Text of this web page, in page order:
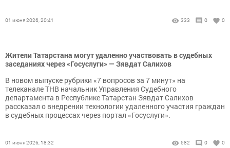
01 июня 2026, 20:41 333 0 0
Жители Татарстана могут удаленно участвовать в судебных
заседаниях через «Госуслуги» — Зявдат Салихов
В новом выпуске рубрики «7 вопросов за 7 минут» на
телеканале ТНВ начальник Управления Судебного
департамента в Республике Татарстан Зявдат Салихов
рассказал о внедрении технологии удаленного участия граждан
в судебных процессах через портал «Госуслуги».
01 июня 2026, 18:32 582 0 0